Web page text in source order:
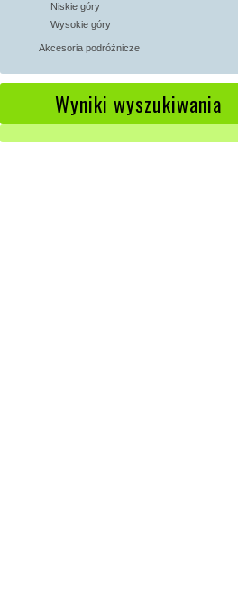
Niskie góry
Wysokie góry
Akcesoria podróżnicze
Wyniki wyszukiwania